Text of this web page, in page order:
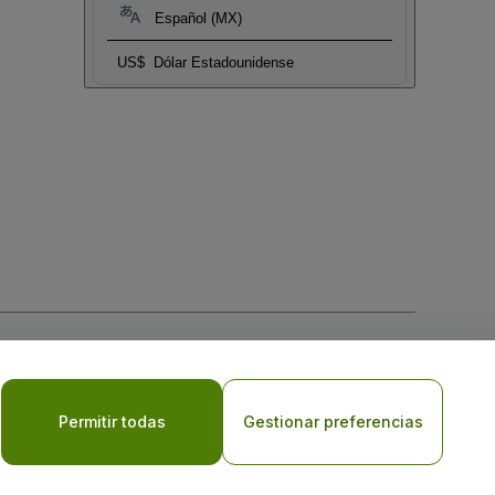
Español (MX)
US$ Dólar Estadounidense
laPolítica de Privacidad para Móviles
Permitir todas Gestionar preferencias